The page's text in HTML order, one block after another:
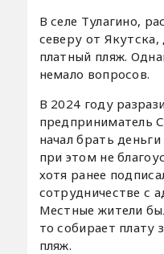
В селе Тулагино,
северу от
платный пляж.
немало вопросов.
В 2024 году
предприниматель
начал брать
при этом не
хотя ранее
сотрудничестве с
Местные жители
то собирает плату
пляж.